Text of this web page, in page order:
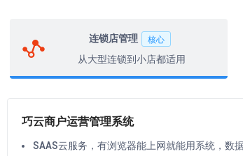
连锁店管理 核心
从大型连锁到小店都适用
巧云商户运营管理系统
SAAS云服务，有浏览器能上网就能用系统，数